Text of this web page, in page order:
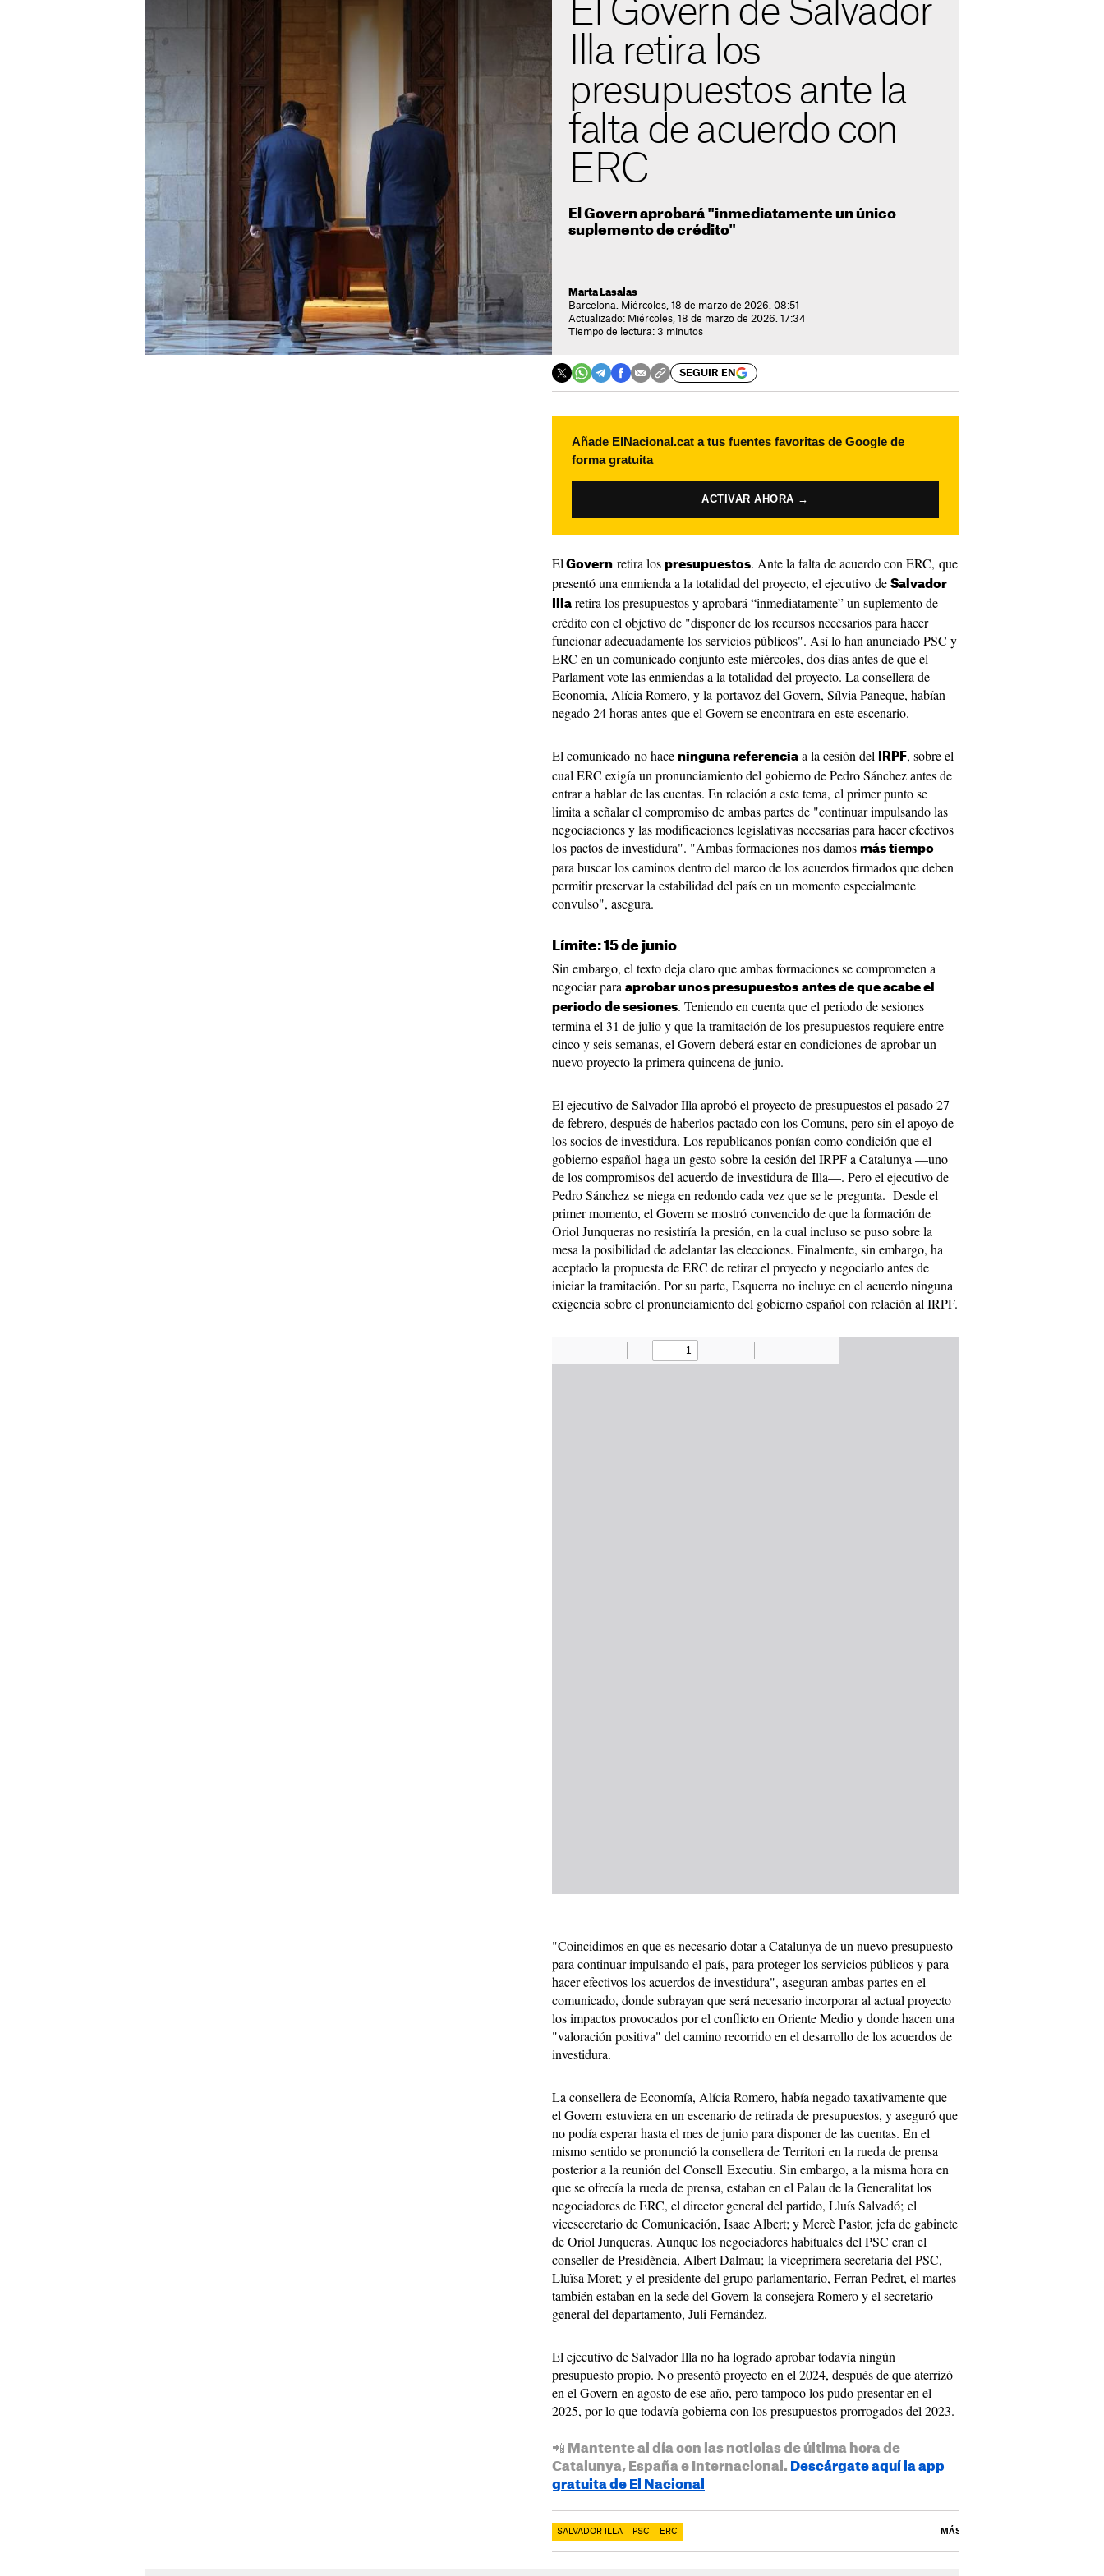
El Govern de Salvador
Illa retira los
presupuestos ante la
falta de acuerdo con
ERC
El Govern aprobará "inmediatamente un único
suplemento de crédito"
Marta Lasalas
Barcelona. Miércoles, 18 de marzo de 2026. 08:51
Actualizado: Miércoles, 18 de marzo de 2026. 17:34
Tiempo de lectura: 3 minutos
SEGUIR EN
Añade ElNacional.cat a tus fuentes favoritas de Google de
forma gratuita
ACTIVAR AHORA →
El Govern retira los presupuestos. Ante la falta de acuerdo con ERC, que
presentó una enmienda a la totalidad del proyecto, el ejecutivo de Salvador
Illa retira los presupuestos y aprobará “inmediatamente” un suplemento de
crédito con el objetivo de "disponer de los recursos necesarios para hacer
funcionar adecuadamente los servicios públicos". Así lo han anunciado PSC y
ERC en un comunicado conjunto este miércoles, dos días antes de que el
Parlament vote las enmiendas a la totalidad del proyecto. La consellera de
Economia, Alícia Romero, y la portavoz del Govern, Sílvia Paneque, habían
negado 24 horas antes que el Govern se encontrara en este escenario.
El comunicado no hace ninguna referencia a la cesión del IRPF, sobre el
cual ERC exigía un pronunciamiento del gobierno de Pedro Sánchez antes de
entrar a hablar de las cuentas. En relación a este tema, el primer punto se
limita a señalar el compromiso de ambas partes de "continuar impulsando las
negociaciones y las modificaciones legislativas necesarias para hacer efectivos
los pactos de investidura". "Ambas formaciones nos damos más tiempo
para buscar los caminos dentro del marco de los acuerdos firmados que deben
permitir preservar la estabilidad del país en un momento especialmente
convulso", asegura.
Límite: 15 de junio
Sin embargo, el texto deja claro que ambas formaciones se comprometen a
negociar para aprobar unos presupuestos antes de que acabe el
periodo de sesiones. Teniendo en cuenta que el periodo de sesiones
termina el 31 de julio y que la tramitación de los presupuestos requiere entre
cinco y seis semanas, el Govern deberá estar en condiciones de aprobar un
nuevo proyecto la primera quincena de junio.
El ejecutivo de Salvador Illa aprobó el proyecto de presupuestos el pasado 27
de febrero, después de haberlos pactado con los Comuns, pero sin el apoyo de
los socios de investidura. Los republicanos ponían como condición que el
gobierno español haga un gesto sobre la cesión del IRPF a Catalunya —uno
de los compromisos del acuerdo de investidura de Illa—. Pero el ejecutivo de
Pedro Sánchez se niega en redondo cada vez que se le pregunta. Desde el
primer momento, el Govern se mostró convencido de que la formación de
Oriol Junqueras no resistiría la presión, en la cual incluso se puso sobre la
mesa la posibilidad de adelantar las elecciones. Finalmente, sin embargo, ha
aceptado la propuesta de ERC de retirar el proyecto y negociarlo antes de
iniciar la tramitación. Por su parte, Esquerra no incluye en el acuerdo ninguna
exigencia sobre el pronunciamiento del gobierno español con relación al IRPF.
"Coincidimos en que es necesario dotar a Catalunya de un nuevo presupuesto
para continuar impulsando el país, para proteger los servicios públicos y para
hacer efectivos los acuerdos de investidura", aseguran ambas partes en el
comunicado, donde subrayan que será necesario incorporar al actual proyecto
los impactos provocados por el conflicto en Oriente Medio y donde hacen una
"valoración positiva" del camino recorrido en el desarrollo de los acuerdos de
investidura.
La consellera de Economía, Alícia Romero, había negado taxativamente que
el Govern estuviera en un escenario de retirada de presupuestos, y aseguró que
no podía esperar hasta el mes de junio para disponer de las cuentas. En el
mismo sentido se pronunció la consellera de Territori en la rueda de prensa
posterior a la reunión del Consell Executiu. Sin embargo, a la misma hora en
que se ofrecía la rueda de prensa, estaban en el Palau de la Generalitat los
negociadores de ERC, el director general del partido, Lluís Salvadó; el
vicesecretario de Comunicación, Isaac Albert; y Mercè Pastor, jefa de gabinete
de Oriol Junqueras. Aunque los negociadores habituales del PSC eran el
conseller de Presidència, Albert Dalmau; la viceprimera secretaria del PSC,
Lluïsa Moret; y el presidente del grupo parlamentario, Ferran Pedret, el martes
también estaban en la sede del Govern la consejera Romero y el secretario
general del departamento, Juli Fernández.
El ejecutivo de Salvador Illa no ha logrado aprobar todavía ningún
presupuesto propio. No presentó proyecto en el 2024, después de que aterrizó
en el Govern en agosto de ese año, pero tampoco los pudo presentar en el
2025, por lo que todavía gobierna con los presupuestos prorrogados del 2023.
📲 Mantente al día con las noticias de última hora de
Catalunya, España e Internacional. Descárgate aquí la app
gratuita de El Nacional
SALVADOR ILLA PSC ERC MÁS